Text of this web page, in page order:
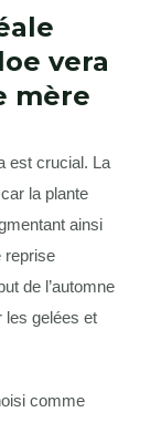
vera
mère
est crucial. La
la plante
ainsi
reprise
de l’automne
les gelées et
comme